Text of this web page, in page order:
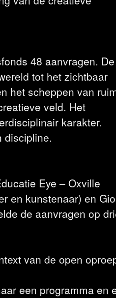
48 aanvragen. De
tot het zichtbaar
het scheppen van
veld. Het
karakter.
discipline.
Eye – Oxville
en kunstenaar) en
de aanvragen op
van de open
een programma en